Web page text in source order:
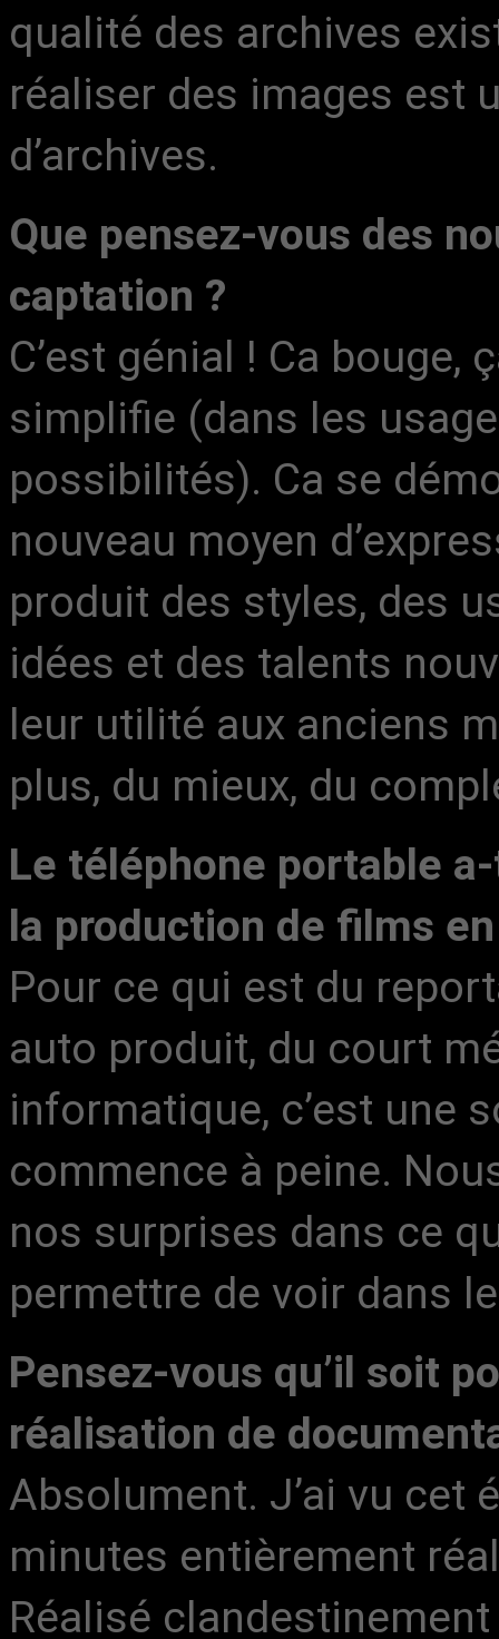
qualité des archives
réaliser des images est
d’archives.
Que pensez-vous des
captation ?
C’est génial ! Ca bouge,
simplifie (dans les
possibilités). Ca se
nouveau moyen
produit des styles, des
idées et des talents
leur utilité aux anciens
plus, du mieux, du
Le téléphone portable
la production de films
Pour ce qui est du
auto produit, du court
informatique, c’est une
commence à peine.
nos surprises dans ce
permettre de voir dans
Pensez-vous qu’il soit
réalisation de
Absolument. J’ai vu cet
minutes entièrement
Réalisé